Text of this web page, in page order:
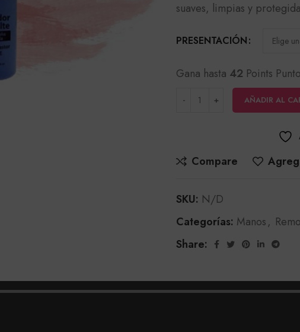
suaves, limpias y
PRESENTACIÓN
Gana hasta 42 Points
AÑADIR AL
Compare
SKU: N/D
Categorías: Manos,
Share: